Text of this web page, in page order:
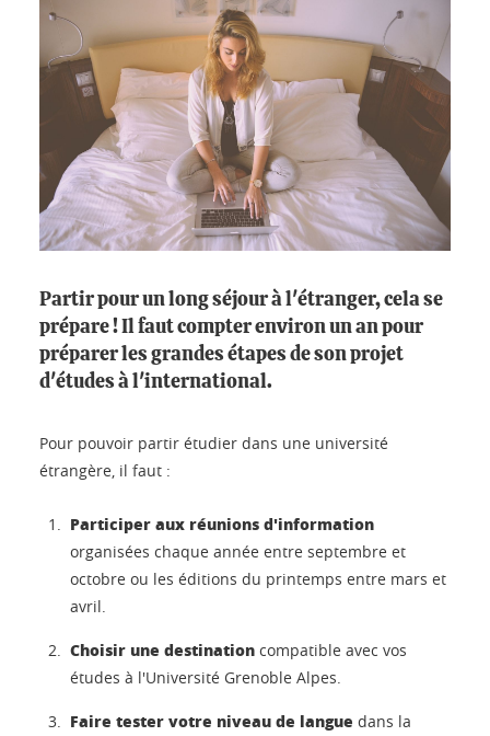
Partir pour un long séjour à l'étranger, cela se
prépare ! Il faut compter environ un an pour
préparer les grandes étapes de son projet
d'études à l'international.
Pour pouvoir partir étudier dans une université
étrangère, il faut :
Participer aux réunions d'information
organisées chaque année entre septembre et
octobre ou les éditions du printemps entre mars et
avril.
Choisir une destination compatible avec vos
études à l'Université Grenoble Alpes.
Faire tester votre niveau de langue dans la